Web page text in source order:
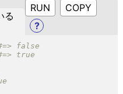
る
RUN
?